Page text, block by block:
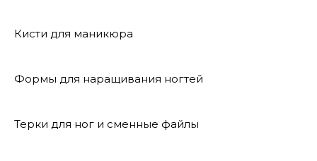
Кисти для маникюра
Формы для наращивания ногтей
Терки для ног и сменные файлы